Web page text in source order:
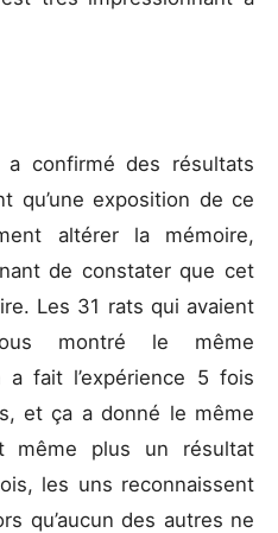
confirmé des résultats
qu’une exposition de ce
altérer la mémoire,
de constater que cet
Les 31 rats qui avaient
montré le même
fait l’expérience 5 fois
et ça a donné le même
même plus un résultat
les uns reconnaissent
qu’aucun des autres ne